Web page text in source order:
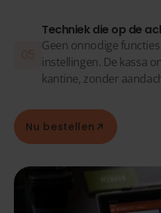
Techniek die op de
Geen onnodige
instellingen. De kassa
kantine, zonder
Nu bestellen